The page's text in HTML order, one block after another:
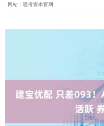
网站：思考资本官网